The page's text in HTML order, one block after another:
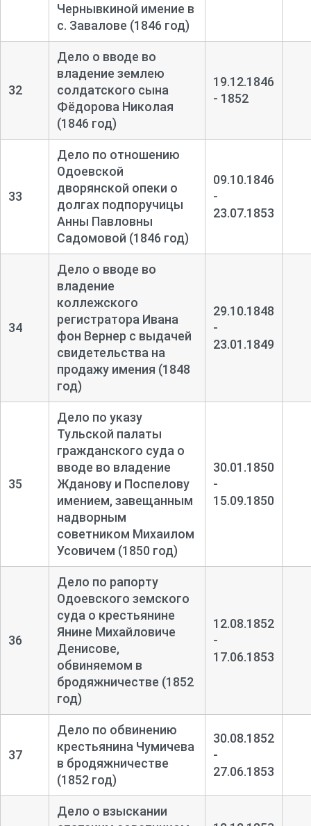
Чернывкиной имение в
с. Завалове (1846 год)
32
Дело о вводе во
владение землею
солдатского сына
Фёдорова Николая
(1846 год)
19.12.1846
- 1852
33
Дело по отношению
Одоевской
дворянской опеки о
долгах подпоручицы
Анны Павловны
Садомовой (1846 год)
09.10.1846
-
23.07.1853
34
Дело о вводе во
владение
коллежского
регистратора Ивана
фон Вернер с выдачей
свидетельства на
продажу имения (1848
год)
29.10.1848
-
23.01.1849
35
Дело по указу
Тульской палаты
гражданского суда о
вводе во владение
Жданову и Поспелову
имением, завещанным
надворным
советником Михаилом
Усовичем (1850 год)
30.01.1850
-
15.09.1850
36
Дело по рапорту
Одоевского земского
суда о крестьянине
Янине Михайловиче
Денисове,
обвиняемом в
бродяжничестве (1852
год)
12.08.1852
-
17.06.1853
37
Дело по обвинению
крестьянина Чумичева
в бродяжничестве
(1852 год)
30.08.1852
-
27.06.1853
Дело о взыскании